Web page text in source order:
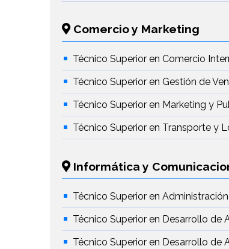
Comercio y Marketing
Técnico Superior en Comercio
Técnico Superior en Gestión de
Técnico Superior en Marketing y
Técnico Superior en Transporte y
Informática y
Técnico Superior en
Técnico Superior en Desarrollo
Técnico Superior en Desarrollo de